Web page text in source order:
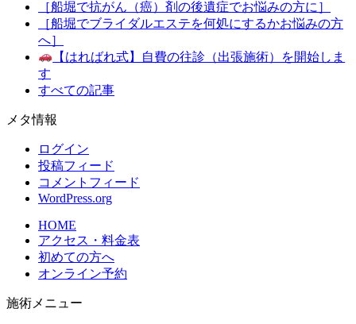
［船堀で抗がん（癌）剤の後遺症でお悩みの方に］
［船堀でブライダルエステを何処にするかお悩みの方
へ］
【はればれ式】自費の往診（出張施術）を開始しま
す
すべての記事
メタ情報
ログイン
投稿フィード
コメントフィード
WordPress.org
HOME
アクセス・料金表
初めての方へ
オンライン予約
施術メニュー